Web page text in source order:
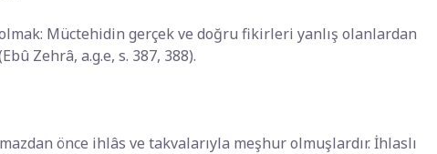
Müctehidin gerçek ve doğru fikirleri yanlış olanlardan
Zehrâ, a.g.e, s. 387, 388).
önce ihlâs ve takvalarıyla meşhur olmuşlardır. İhlaslı